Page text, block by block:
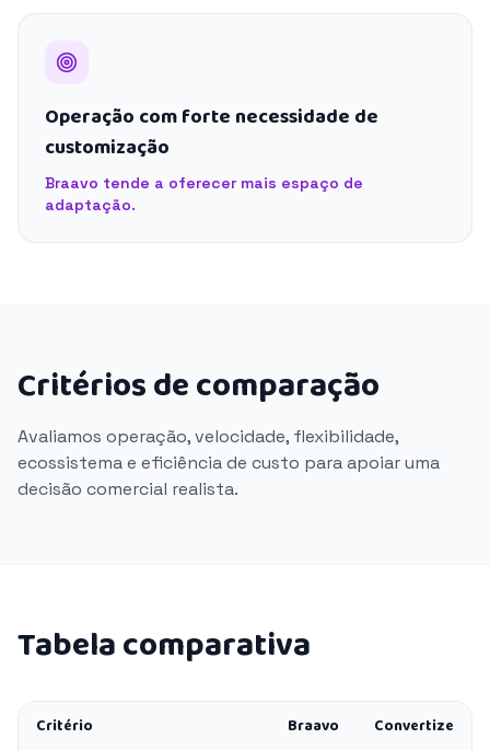
Operação com forte necessidade de
customização
Braavo tende a oferecer mais espaço de
adaptação.
Critérios de comparação
Avaliamos operação, velocidade, flexibilidade,
ecossistema e eficiência de custo para apoiar uma
decisão comercial realista.
Tabela comparativa
Critério Braavo Convertize